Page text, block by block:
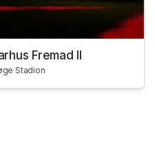
Fremad II
Stadion